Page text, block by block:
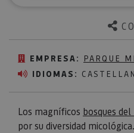
EMPRESA: PARQUE
IDIOMAS:
Los magníficos bosques
por su diversidad